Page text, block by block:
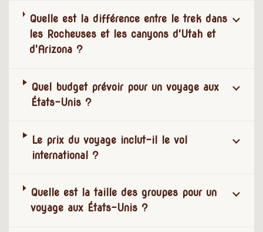
Quelle est la différence entre le trek dans
les Rocheuses et les canyons d'Utah et
d'Arizona ?
Quel budget prévoir pour un voyage aux
États-Unis ?
Le prix du voyage inclut-il le vol
international ?
Quelle est la taille des groupes pour un
voyage aux États-Unis ?